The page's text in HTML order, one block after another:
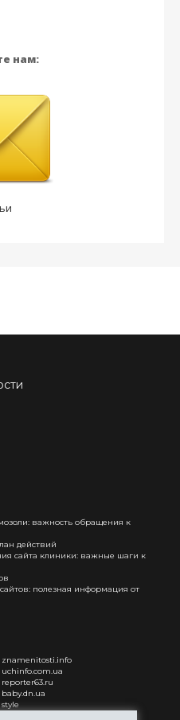
нам:
важность обращения к
действий
сайта клиники: важные шаги к
полезная информация от
znamenitosti.info
uchinfo.com.ua
reporter63.ru
baby.dn.ua
style